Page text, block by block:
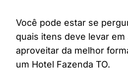
Você pode estar se
quais itens deve levar em
aproveitar da melhor
um Hotel Fazenda TO.